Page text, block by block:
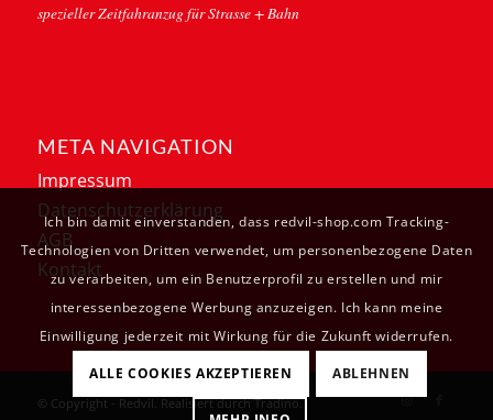
spezieller Zeitfahranzug für Strasse + Bahn
META NAVIGATION
Impressum
Datenschutzerklärung
AGB
Kontakt
© Copyright - Redvil. Realisiert durchTradino.
Ich bin damit einverstanden, dass redvil-shop.com Tracking-
Technologien von Dritten verwendet, um personenbezogene Daten
zu verarbeiten, um ein Benutzerprofil zu erstellen und mir
interessenbezogene Werbung anzuzeigen. Ich kann meine
Einwilligung jederzeit mit Wirkung für die Zukunft widerrufen.
ALLE COOKIES AKZEPTIEREN ABLEHNEN